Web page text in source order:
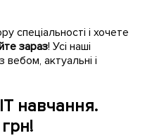
спеціальності і хочете
зараз! Усі наші
вебом, актуальні і
навчання.